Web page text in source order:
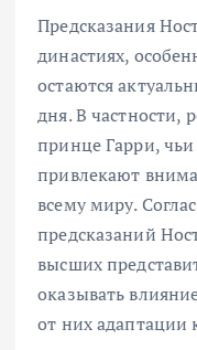
Предсказания
династиях,
остаются
дня. В частности,
принце Гарри,
привлекают
всему миру.
предсказаний
высших
оказывать
от них